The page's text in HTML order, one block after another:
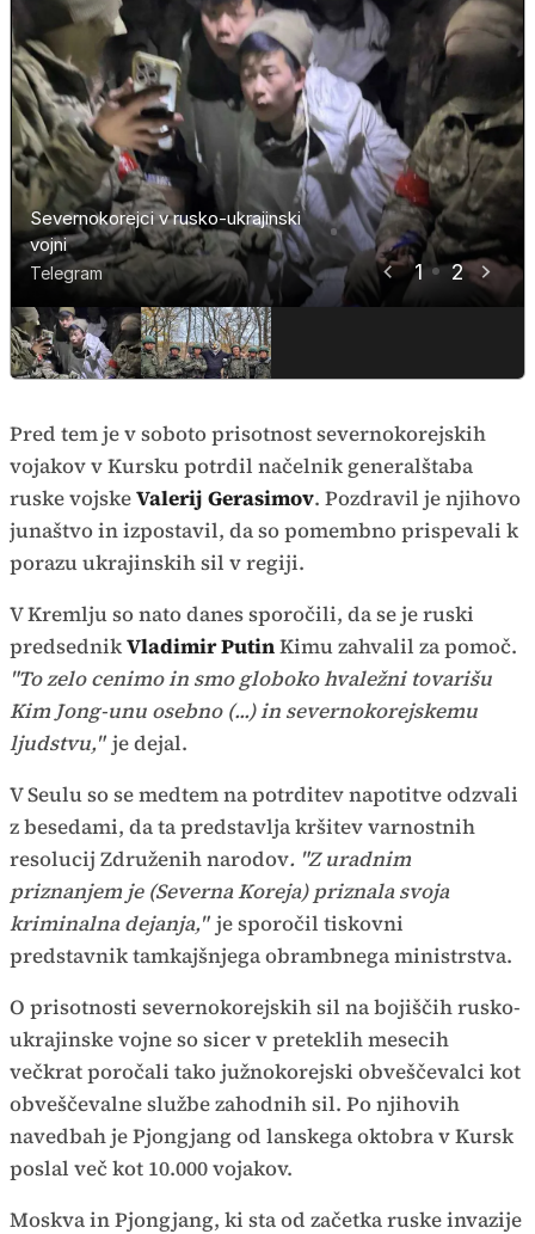
1 2
Severnokorejci v rusko-ukrajinski
vojni
Telegram
Severnokorejci v rusko-ukrajinski
vojni
Telegram
Pred tem je v soboto prisotnost severnokorejskih
vojakov v Kursku potrdil načelnik generalštaba
ruske vojskeValerij Gerasimov. Pozdravil je njihovo
junaštvo in izpostavil, da so pomembno prispevali k
porazu ukrajinskih sil v regiji.
V Kremlju so nato danes sporočili, da se je ruski
predsednikVladimir PutinKimu zahvalil za pomoč.
"To zelo cenimo in smo globoko hvaležni tovarišu
Kim Jong-unu osebno (...) in severnokorejskemu
ljudstvu," je dejal.
V Seulu so se medtem na potrditev napotitve odzvali
z besedami, da ta predstavlja kršitev varnostnih
resolucij Združenih narodov. "Z uradnim
priznanjem je (Severna Koreja) priznala svoja
kriminalna dejanja," je sporočil tiskovni
predstavnik tamkajšnjega obrambnega ministrstva.
O prisotnosti severnokorejskih sil na bojiščih rusko-
ukrajinske vojne so sicer v preteklih mesecih
večkrat poročali tako južnokorejski obveščevalci kot
obveščevalne službe zahodnih sil. Po njihovih
navedbah je Pjongjang od lanskega oktobra v Kursk
poslal več kot 10.000 vojakov.
Moskva in Pjongjang, ki sta od začetka ruske invazije